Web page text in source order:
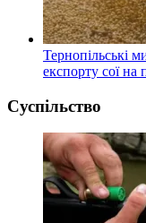
Тернопільські
експорту сої
Суспільство